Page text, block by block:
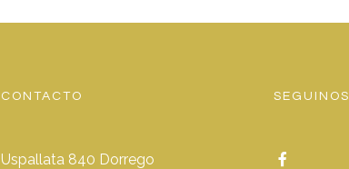
CONTACTO
Uspallata 840 Dorrego
SEGUINOS